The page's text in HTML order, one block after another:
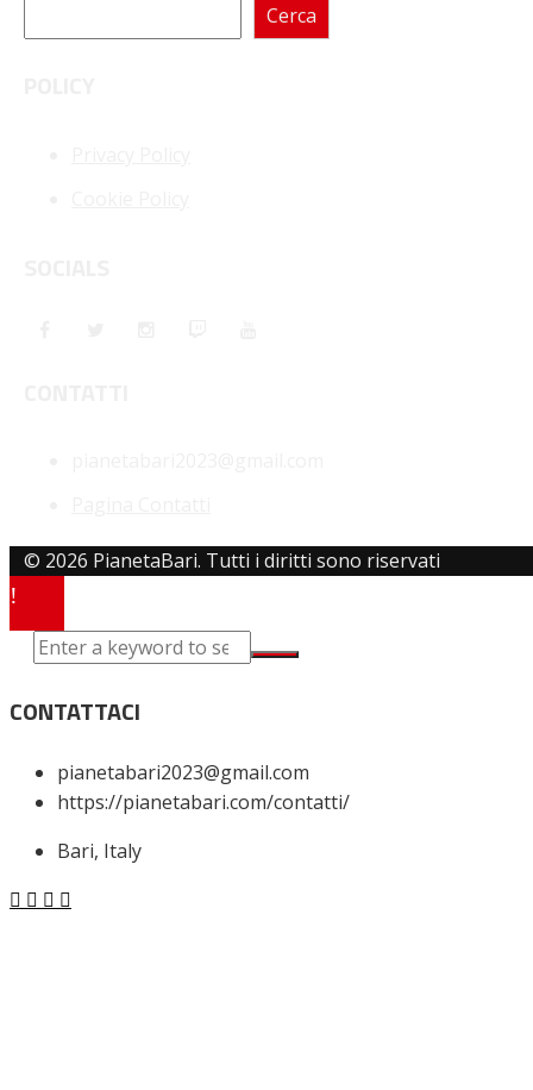
Cerca
© 2026 PianetaBari. Tutti i diritti sono riservati
CONTATTACI
pianetabari2023@gmail.com
https://pianetabari.com/contatti/
Bari, Italy